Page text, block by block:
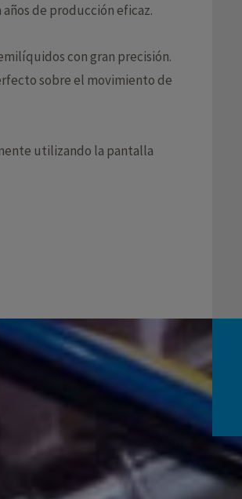
de producción eficaz.
con gran precisión.
sobre el movimiento de
utilizando la pantalla